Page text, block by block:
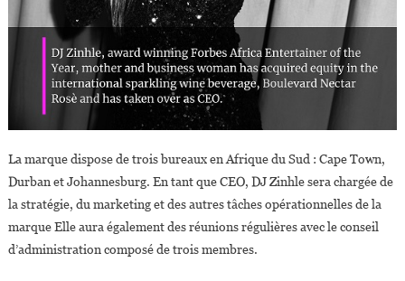
La marque dispose de trois bureaux en Afrique du Sud : Cape Town,
Durban et Johannesburg. En tant que CEO, DJ Zinhle sera chargée de
la stratégie, du marketing et des autres tâches opérationnelles de la
marque Elle aura également des réunions régulières avec le conseil
d’administration composé de trois membres.